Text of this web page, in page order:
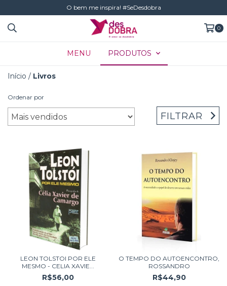
O bem me inspira! #SeDesdobra
0
MENU PRODUTOS
Início / Livros
Ordenar por
FILTRAR
LEON TOLSTOI POR ELE
MESMO - CELIA XAVIE...
R$56,00
O TEMPO DO AUTOENCONTRO,
ROSSANDRO
R$44,90